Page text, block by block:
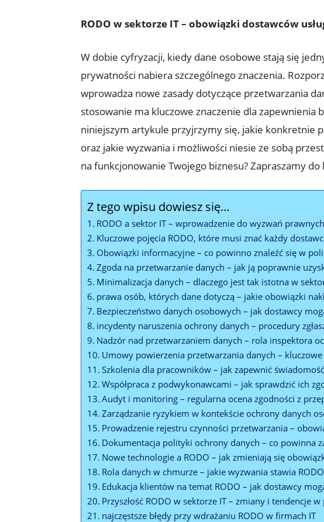
RODO w sektorze IT – obowiązki dostawców
W dobie cyfryzacji, kiedy dane osobowe stają się
prywatności nabiera szczególnego znaczenia.
wprowadza nowe zasady dotyczące przetwarzania
stosowanie ma kluczowe znaczenie dla zapewnienia
niniejszym artykule przyjrzymy się, jakie konkretnie
oraz jakie wyzwania i możliwości niesie ze sobą
na funkcjonowanie Twojego biznesu? Zapraszamy
Z tego wpisu dowiesz się…
RODO a sektor IT – wprowadzenie do wyzwań prawnych
Kluczowe pojęcia RODO, które musi znać każdy
Obowiązki informacyjne – co powinno znaleźć się w
Zgoda na przetwarzanie danych – jak ją poprawnie
Minimalizacja danych – dlaczego jest tak istotna w
prawa osób, których dane dotyczą – jakie obowiązki
Bezpieczeństwo danych osobowych – jak dostawcy
incydenty naruszenia ochrony danych – procedury
Nadzór nad przetwarzaniem danych – rola inspektora
Umowy powierzenia przetwarzania danych –
Szkolenia dla pracowników – jak zapewnić
Współpraca z podwykonawcami – jak sprawdzić ich
Audyt i monitoring – regularna ocena zgodności z
Zarządzanie ryzykiem w kontekście ochrony danych
Prowadzenie rejestru czynności przetwarzania –
Dokumentacja polityki ochrony danych – co powinna
Nowe technologie a RODO – jak zmieniają się
Rola danych w chmurze – jakie wyzwania stawia
Edukacja klientów na temat RODO – jak dostawcy
Przyszłość RODO w sektorze IT – zmiany i tendencje w
najczęstsze błędy przy wdrażaniu RODO w firmach IT